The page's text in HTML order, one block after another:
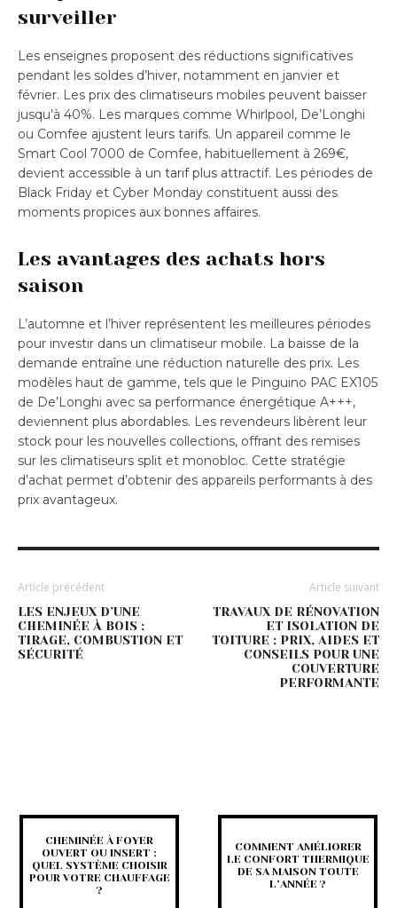
surveiller
Les enseignes proposent des réductions significatives
pendant les soldes d’hiver, notamment en janvier et
février. Les prix des climatiseurs mobiles peuvent baisser
jusqu’à 40%. Les marques comme Whirlpool, De’Longhi
ou Comfee ajustent leurs tarifs. Un appareil comme le
Smart Cool 7000 de Comfee, habituellement à 269€,
devient accessible à un tarif plus attractif. Les périodes de
Black Friday et Cyber Monday constituent aussi des
moments propices aux bonnes affaires.
Les avantages des achats hors
saison
L’automne et l’hiver représentent les meilleures périodes
pour investir dans un climatiseur mobile. La baisse de la
demande entraîne une réduction naturelle des prix. Les
modèles haut de gamme, tels que le Pinguino PAC EX105
de De’Longhi avec sa performance énergétique A+++,
deviennent plus abordables. Les revendeurs libèrent leur
stock pour les nouvelles collections, offrant des remises
sur les climatiseurs split et monobloc. Cette stratégie
d’achat permet d’obtenir des appareils performants à des
prix avantageux.
Article précédent
LES ENJEUX D’UNE
CHEMINÉE À BOIS :
TIRAGE, COMBUSTION ET
SÉCURITÉ
Article suivant
TRAVAUX DE RÉNOVATION
ET ISOLATION DE
TOITURE : PRIX, AIDES ET
CONSEILS POUR UNE
COUVERTURE
PERFORMANTE
CHEMINÉE À FOYER
OUVERT OU INSERT :
QUEL SYSTÈME CHOISIR
POUR VOTRE CHAUFFAGE
?
COMMENT AMÉLIORER
LE CONFORT THERMIQUE
DE SA MAISON TOUTE
L’ANNÉE ?